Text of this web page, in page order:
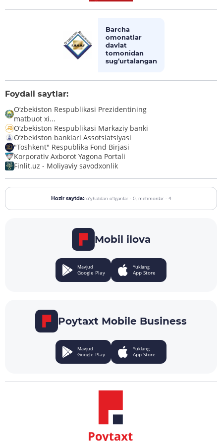
Barcha
omonatlar
davlat
tomonidan
sug‘urtalangan
Foydali saytlar:
O‘zbekiston Respublikasi Prezidentining
matbuot xi...
O‘zbekiston Respublikasi Markaziy banki
O’zbekiston banklari Assotsiatsiyasi
"Toshkent" Respublika Fond Birjasi
Korporativ Axborot Yagona Portali
Finlit.uz - Moliyaviy savodxonlik
Hozir saytda:ro'yhatdan o'tganlar - 0, mehmonlar - 4
Mobil ilova
Mavjud
Google Play
Yuklang
App Store
Poytaxt Mobile Business
Mavjud
Google Play
Yuklang
App Store